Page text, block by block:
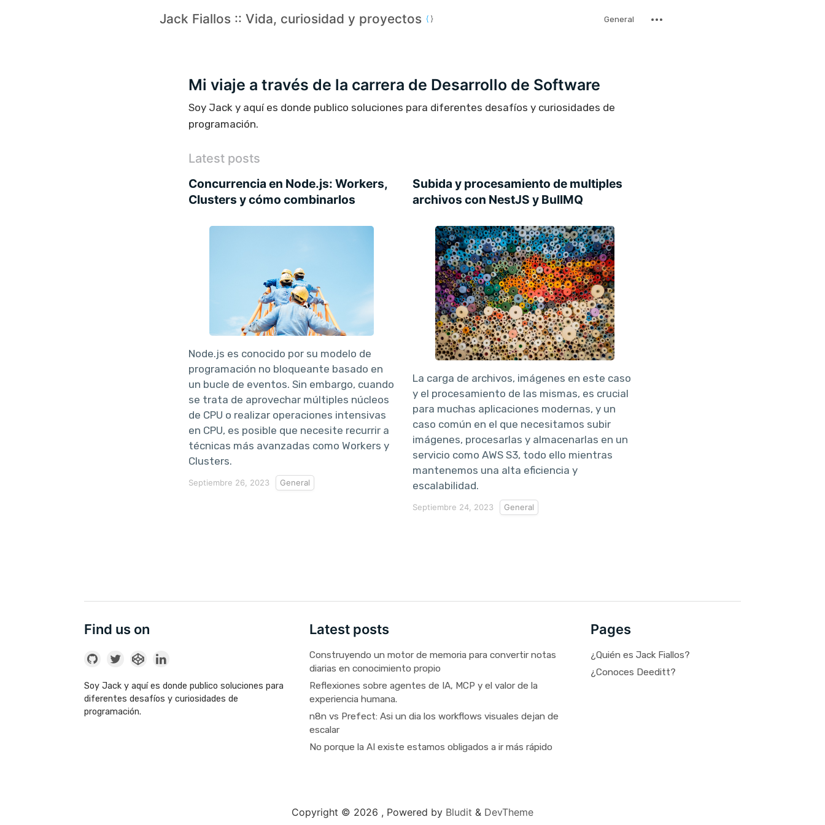
Jack Fiallos :: Vida, curiosidad y proyectos General
Mi viaje a través de la carrera de Desarrollo de Software
Soy Jack y aquí es donde publico soluciones para diferentes desafíos y curiosidades de
programación.
Latest posts
Concurrencia en Node.js: Workers,
Clusters y cómo combinarlos
Node.js es conocido por su modelo de
programación no bloqueante basado en
un bucle de eventos. Sin embargo, cuando
se trata de aprovechar múltiples núcleos
de CPU o realizar operaciones intensivas
en CPU, es posible que necesite recurrir a
técnicas más avanzadas como Workers y
Clusters.
Septiembre 26, 2023 General
Subida y procesamiento de multiples
archivos con NestJS y BullMQ
La carga de archivos, imágenes en este caso
y el procesamiento de las mismas, es crucial
para muchas aplicaciones modernas, y un
caso común en el que necesitamos subir
imágenes, procesarlas y almacenarlas en un
servicio como AWS S3, todo ello mientras
mantenemos una alta eficiencia y
escalabilidad.
Septiembre 24, 2023 General
Find us on
Soy Jack y aquí es donde publico soluciones para
diferentes desafíos y curiosidades de
programación.
Latest posts
Construyendo un motor de memoria para convertir notas
diarias en conocimiento propio
Reflexiones sobre agentes de IA, MCP y el valor de la
experiencia humana.
n8n vs Prefect: Asi un dia los workflows visuales dejan de
escalar
No porque la AI existe estamos obligados a ir más rápido
Pages
¿Quién es Jack Fiallos?
¿Conoces Deeditt?
Copyright © 2026 , Powered by Bludit & DevTheme